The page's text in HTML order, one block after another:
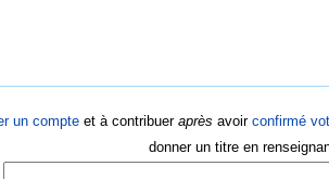
un compte et à contribuer après avoir confirmé
donner un titre en